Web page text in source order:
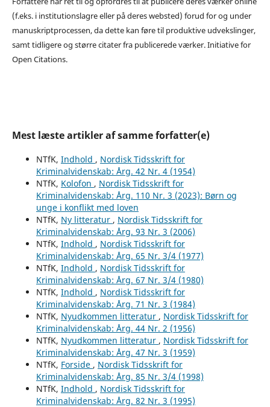
(f.eks. i institutionslagre eller på deres websted) forud for og under
manuskriptprocessen, da dette kan føre til produktive udvekslinger,
samt tidligere og større citater fra publicerede værker. Initiative for
Open Citations.
Mest læste artikler af samme forfatter(e)
NTfK, Indhold , Nordisk Tidsskrift for
Kriminalvidenskab: Årg. 42 Nr. 4 (1954)
NTfK, Kolofon , Nordisk Tidsskrift for
Kriminalvidenskab: Årg. 110 Nr. 3 (2023): Børn og
unge i konflikt med loven
NTfK, Ny litteratur , Nordisk Tidsskrift for
Kriminalvidenskab: Årg. 93 Nr. 3 (2006)
NTfK, Indhold , Nordisk Tidsskrift for
Kriminalvidenskab: Årg. 65 Nr. 3/4 (1977)
NTfK, Indhold , Nordisk Tidsskrift for
Kriminalvidenskab: Årg. 67 Nr. 3/4 (1980)
NTfK, Indhold , Nordisk Tidsskrift for
Kriminalvidenskab: Årg. 71 Nr. 3 (1984)
NTfK, Nyudkommen litteratur , Nordisk Tidsskrift for
Kriminalvidenskab: Årg. 44 Nr. 2 (1956)
NTfK, Nyudkommen litteratur , Nordisk Tidsskrift for
Kriminalvidenskab: Årg. 47 Nr. 3 (1959)
NTfK, Forside , Nordisk Tidsskrift for
Kriminalvidenskab: Årg. 85 Nr. 3/4 (1998)
NTfK, Indhold , Nordisk Tidsskrift for
Kriminalvidenskab: Årg. 82 Nr. 3 (1995)